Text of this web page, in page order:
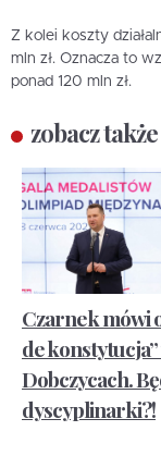
Z kolei koszty
mln zł. Oznacza to
ponad 120 mln zł.
zobacz także
Czarnek mówi
de
Dobczycach.
dyscyplinarki?!